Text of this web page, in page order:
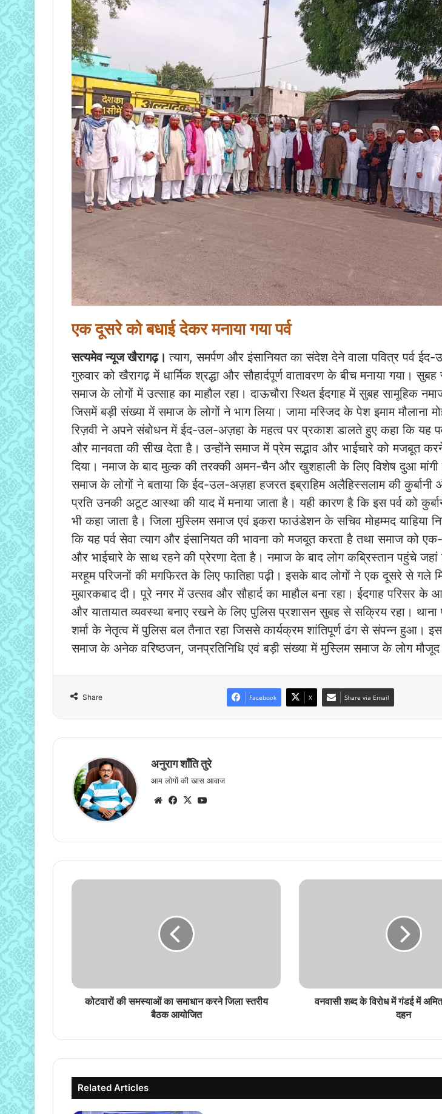
एक दूसरे को बधाई देकर मनाया गया पर्व
सत्यमेव न्यूज खैरागढ़।त्याग, समर्पण और इंसानियत का संदेश देने वाला पवित्र पर्व
गुरुवार को खैरागढ़ में धार्मिक श्रद्धा और सौहार्दपूर्ण वातावरण के बीच मनाया गया।
समाज के लोगों में उत्साह का माहौल रहा। दाऊचौरा स्थित ईदगाह में सुबह सामूहिक
जिसमें बड़ी संख्या में समाज के लोगों ने भाग लिया। जामा मस्जिद के पेश इमाम मौलाना
रिज़वी ने अपने संबोधन में ईद-उल-अज़हा के महत्व पर प्रकाश डालते हुए कहा कि यह पर्व
और मानवता की सीख देता है। उन्होंने समाज में प्रेम सद्भाव और भाईचारे को मजबूत
दिया। नमाज के बाद मुल्क की तरक्की अमन-चैन और खुशहाली के लिए विशेष दुआ मांगी
समाज के लोगों ने बताया कि ईद-उल-अज़हा हजरत इब्राहिम अलैहिस्सलाम की
प्रति उनकी अटूट आस्था की याद में मनाया जाता है। यही कारण है कि इस पर्व को
भी कहा जाता है। जिला मुस्लिम समाज एवं इकरा फाउंडेशन के सचिव मोहम्मद याहिया
कि यह पर्व सेवा त्याग और इंसानियत की भावना को मजबूत करता है तथा समाज को
और भाईचारे के साथ रहने की प्रेरणा देता है। नमाज के बाद लोग कब्रिस्तान पहुंचे जहां
मरहूम परिजनों की मगफिरत के लिए फातिहा पढ़ी। इसके बाद लोगों ने एक दूसरे से गले
मुबारकबाद दी। पूरे नगर में उत्सव और सौहार्द का माहौल बना रहा। ईदगाह परिसर के
और यातायात व्यवस्था बनाए रखने के लिए पुलिस प्रशासन सुबह से सक्रिय रहा। थाना
शर्मा के नेतृत्व में पुलिस बल तैनात रहा जिससे कार्यक्रम शांतिपूर्ण ढंग से संपन्न हुआ।
समाज के अनेक वरिष्ठजन, जनप्रतिनिधि एवं बड़ी संख्या में मुस्लिम समाज के लोग मौजूद
Share Facebook X Share via Email
अनुराग शाँति तुरे
आम लोगों की खास आवाज
WebsiteFacebook
X
कोटवारों
बैठक
आयोजितकोटवारों की समस्याओं का समाधान करने जिला स्तरीय
बैठक आयोजित
वनवासी
शाह
वनवासी शब्द के विरोध में गंडई में
दहन
Related Articles